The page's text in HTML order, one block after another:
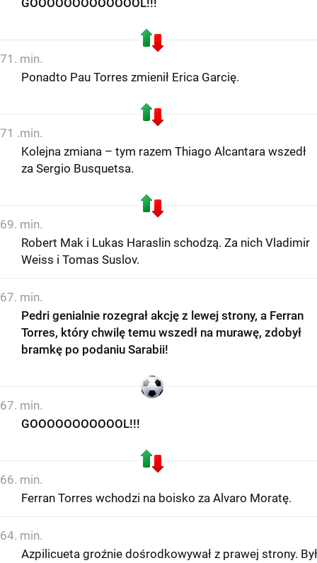
GOOOOOOOOOOOOOL!!!
71. min.
Ponadto Pau Torres zmienił Erica Garcię.
71 .min.
Kolejna zmiana – tym razem Thiago Alcantara wszedł
za Sergio Busquetsa.
69. min.
Robert Mak i Lukas Haraslin schodzą. Za nich Vladimir
Weiss i Tomas Suslov.
67. min.
Pedri genialnie rozegrał akcję z lewej strony, a Ferran
Torres, który chwilę temu wszedł na murawę, zdobył
bramkę po podaniu Sarabii!
67. min.
GOOOOOOOOOOOL!!!
66. min.
Ferran Torres wchodzi na boisko za Alvaro Moratę.
64. min.
Azpilicueta groźnie dośrodkowywał z prawej strony. Był